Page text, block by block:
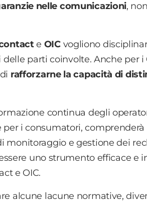
nelle comunicazioni,
e OICvogliono
parti coinvolte. Anche per
rafforzarne la capacità di
continua degli
i consumatori,
e gestione dei
uno strumento efficace e
e OIC.
alcune lacune normative,